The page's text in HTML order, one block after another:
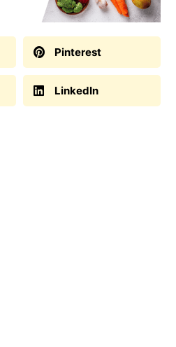
Pinterest
LinkedIn